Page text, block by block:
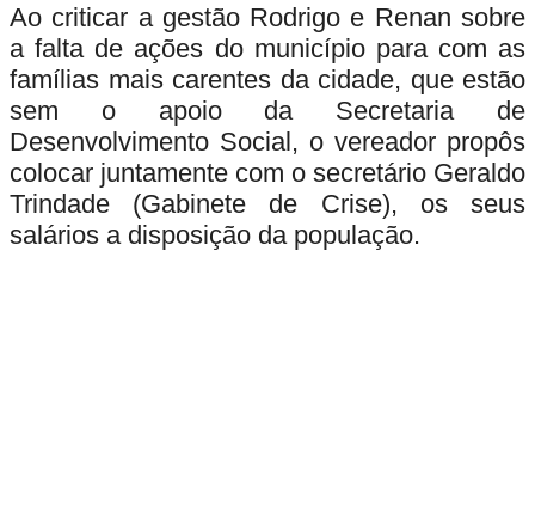
Ao criticar a gestão Rodrigo e Renan sobre
a falta de ações do município para com as
famílias mais carentes da cidade, que estão
sem o apoio da Secretaria de
Desenvolvimento Social, o vereador propôs
colocar juntamente com o secretário Geraldo
Trindade (Gabinete de Crise), os seus
salários a disposição da população.